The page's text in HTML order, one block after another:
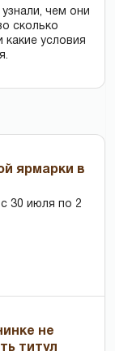
чем они
сколько
условия
ярмарки в
30 июля по 2
не
титул